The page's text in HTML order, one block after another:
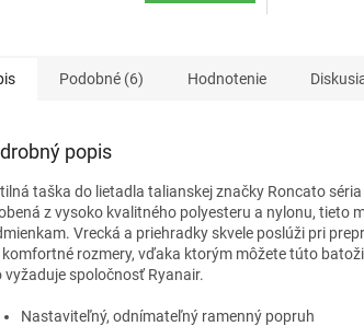
Podobné (6) Hodnotenie
popis
taška do lietadla talianskej značky Roncato
z vysoko kvalitného polyesteru a nylonu, tieto
Vrecká a priehradky skvele poslúži pri
komfortné rozmery, vďaka ktorým môžete túto
vyžaduje spoločnosť Ryanair.
Nastaviteľný, odnímateľný ramenný popruh